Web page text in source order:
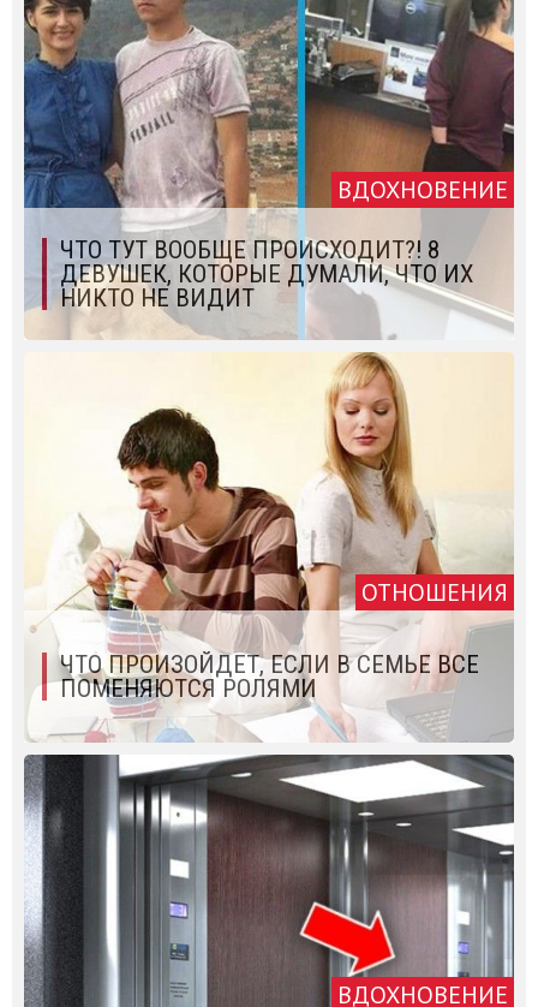
ВДОХНОВЕНИЕ
ЧТО ТУТ ВООБЩЕ ПРОИСХОДИТ?! 8
ДЕВУШЕК, КОТОРЫЕ ДУМАЛИ, ЧТО ИХ
НИКТО НЕ ВИДИТ
ОТНОШЕНИЯ
ЧТО ПРОИЗОЙДЕТ, ЕСЛИ В СЕМЬЕ ВСЕ
ПОМЕНЯЮТСЯ РОЛЯМИ
ВДОХНОВЕНИЕ